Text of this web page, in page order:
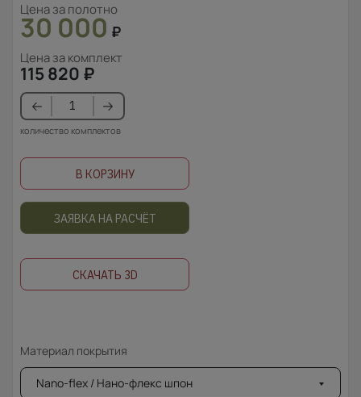
Цена за полотно
30 000 ₽
Цена за комплект
115 820 ₽
количество комплектов
В КОРЗИНУ
ЗАЯВКА НА РАСЧЁТ
СКАЧАТЬ 3D
Материал покрытия
Nano-flex / Нано-флекс шпон